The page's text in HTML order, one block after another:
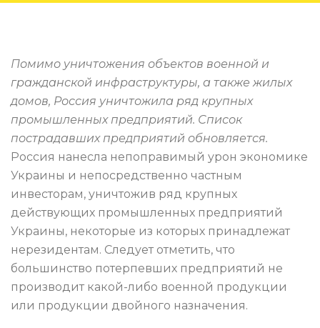
Помимо уничтожения объектов военной и
гражданской инфраструктуры, а также жилых
домов, Россия уничтожила ряд крупных
промышленных предприятий. Список
пострадавших предприятий обновляется.
Россия нанесла непоправимый урон экономике
Украины и непосредственно частным
инвесторам, уничтожив ряд крупных
действующих промышленных предприятий
Украины, некоторые из которых принадлежат
нерезидентам. Следует отметить, что
большинство потерпевших предприятий не
производит какой-либо военной продукции
или продукции двойного назначения.